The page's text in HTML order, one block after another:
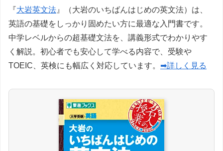
『大岩英文法』（大岩のいちばんはじめの英文法）は、
英語の基礎をしっかり固めたい方に最適な入門書です。
中学レベルからの超基礎文法を、講義形式でわかりやす
く解説。初心者でも安心して学べる内容で、受験や
TOEIC、英検にも幅広く対応しています。 ➡詳しく見る